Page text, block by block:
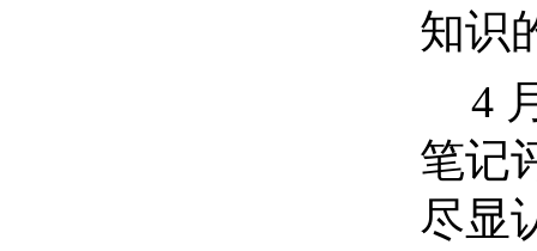
知识
4
笔记
尽显